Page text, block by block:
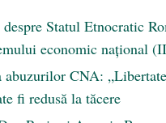
Statul Etnocratic
economic naţional
CNA:
fi redusă la tăcere